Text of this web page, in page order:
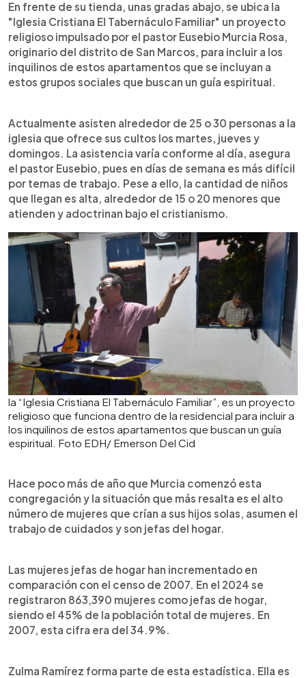
En frente de su tienda, unas gradas abajo, se ubica la
"Iglesia Cristiana El Tabernáculo Familiar" un proyecto
religioso impulsado por el pastor Eusebio Murcia Rosa,
originario del distrito de San Marcos, para incluir a los
inquilinos de estos apartamentos que se incluyan a
estos grupos sociales que buscan un guía espiritual.
Actualmente asisten alrededor de 25 o 30 personas a la
iglesia que ofrece sus cultos los martes, jueves y
domingos. La asistencia varía conforme al día, asegura
el pastor Eusebio, pues en días de semana es más difícil
por temas de trabajo. Pese a ello, la cantidad de niños
que llegan es alta, alrededor de 15 o 20 menores que
atienden y adoctrinan bajo el cristianismo.
la “Iglesia Cristiana El Tabernáculo Familiar”, es un proyecto
religioso que funciona dentro de la residencial para incluir a
los inquilinos de estos apartamentos que buscan un guía
espiritual. Foto EDH/ Emerson Del Cid
Hace poco más de año que Murcia comenzó esta
congregación y la situación que más resalta es el alto
número de mujeres que crían a sus hijos solas, asumen el
trabajo de cuidados y son jefas del hogar.
Las mujeres jefas de hogar han incrementado en
comparación con el censo de 2007. En el 2024 se
registraron 863,390 mujeres como jefas de hogar,
siendo el 45% de la población total de mujeres. En
2007, esta cifra era del 34.9%.
Zulma Ramírez forma parte de esta estadística. Ella es